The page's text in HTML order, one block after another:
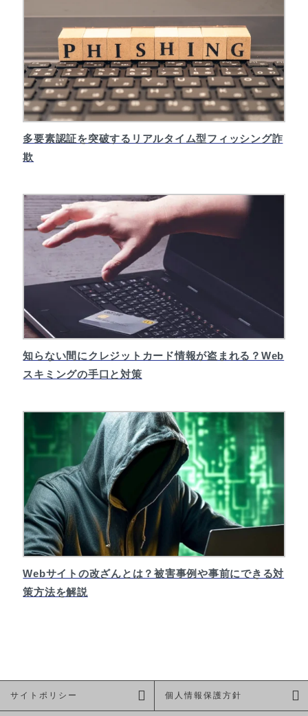
多要素認証を突破するリアルタイム型フィッシング詐
欺
知らない間にクレジットカード情報が盗まれる？Web
スキミングの手口と対策
Webサイトの改ざんとは？被害事例や事前にできる対
策方法を解説
サイトポリシー 個人情報保護方針